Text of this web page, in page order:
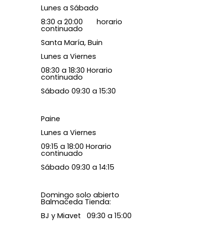
Lunes a Sábado
8:30 a 20:00 horario
continuado
Santa María, Buin
Lunes a Viernes
08:30 a 18:30 Horario
continuado
Sábado 09:30 a 15:30
Paine
Lunes a Viernes
09:15 a 18:00 Horario
continuado
Sábado 09:30 a 14:15
Domingo solo abierto
Balmaceda Tienda:
BJ y Miavet 09:30 a 15:00